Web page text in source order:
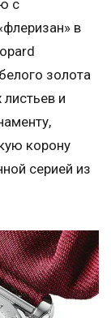
с
в
золота
и
корону
серией из